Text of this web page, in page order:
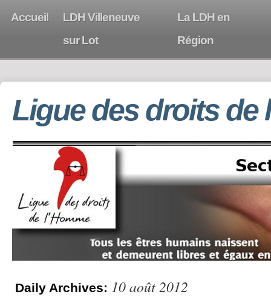
Accueil
LDH Villeneuve
sur Lot
La LDH en
Région
Ligue des droits de
Daily Archives: 10 août 2012